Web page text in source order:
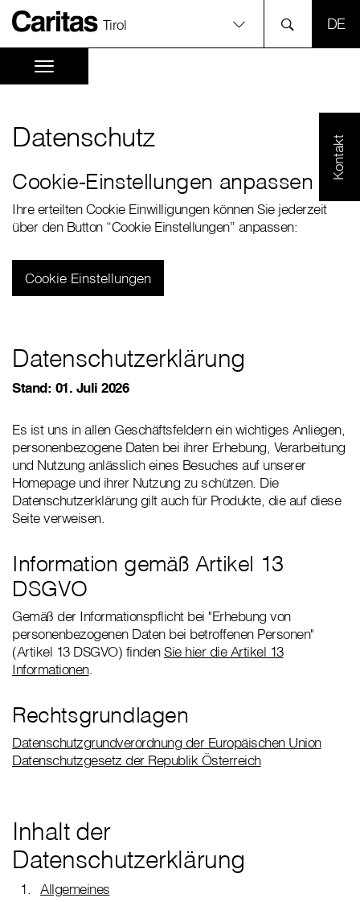
Tirol
Kontakt
Datenschutz
Cookie-Einstellungen anpassen
Ihre erteilten Cookie Einwilligungen können Sie jederzeit
über den Button “Cookie Einstellungen” anpassen:
Cookie Einstellungen
Datenschutzerklärung
Stand: 01. Juli 2026
Es ist uns in allen Geschäftsfeldern ein wichtiges Anliegen,
personenbezogene Daten bei ihrer Erhebung, Verarbeitung
und Nutzung anlässlich eines Besuches auf unserer
Homepage und ihrer Nutzung zu schützen. Die
Datenschutzerklärung gilt auch für Produkte, die auf diese
Seite verweisen.
Information gemäß Artikel 13
DSGVO
Gemäß der Informationspflicht bei "Erhebung von
personenbezogenen Daten bei betroffenen Personen"
(Artikel 13 DSGVO) findenSie hier die Artikel 13
Informationen.
Rechtsgrundlagen
Datenschutzgrundverordnung der Europäischen Union
Datenschutzgesetz der Republik Österreich
Inhalt der
Datenschutzerklärung
Allgemeines